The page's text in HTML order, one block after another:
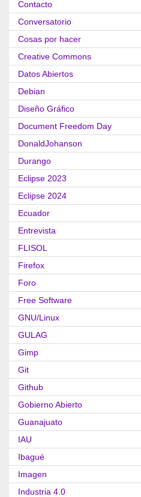
Contacto
Conversatorio
Cosas por hacer
Creative Commons
Datos Abiertos
Debian
Diseño Gráfico
Document Freedom Day
DonaldJohanson
Durango
Eclipse 2023
Eclipse 2024
Ecuador
Entrevista
FLISOL
Firefox
Foro
Free Software
GNU/Linux
GULAG
Gimp
Git
Github
Gobierno Abierto
Guanajuato
IAU
Ibagué
Imagen
Industria 4.0